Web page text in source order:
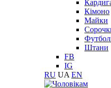
Кімоно
Майки
Штани
FB
IG
RU UA EN